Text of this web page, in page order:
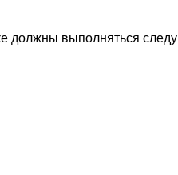
должны выполняться